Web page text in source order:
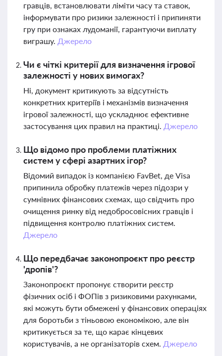
гравців, встановлювати ліміти часу та ставок,
інформувати про ризики залежності і припиняти
гру при ознаках лудоманії, гарантуючи виплату
виграшу. Джерело
Чи є чіткі критерії для визначення ігрової
залежності у нових вимогах?
Ні, документ критикують за відсутність
конкретних критеріїв і механізмів визначення
ігрової залежності, що ускладнює ефективне
застосування цих правил на практиці. Джерело
Що відомо про проблеми платіжних
систем у сфері азартних ігор?
Відомий випадок із компанією FavBet, де Visa
припинила обробку платежів через підозри у
сумнівних фінансових схемах, що свідчить про
очищення ринку від недобросовісних гравців і
підвищення контролю платіжних систем.
Джерело
Що передбачає законопроєкт про реєстр
'дропів'?
Законопроєкт пропонує створити реєстр
фізичних осіб і ФОПів з ризиковими рахунками,
які можуть бути обмежені у фінансових операціях
для боротьби з тіньовою економікою, але він
критикується за те, що карає кінцевих
користувачів, а не організаторів схем. Джерело